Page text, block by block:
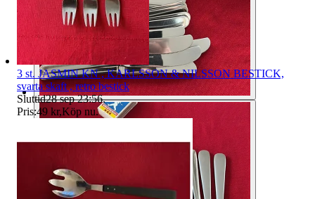
3 st. JASMIN KN , KARLSSON & NILSSON BESTICK,
svarta skaft , retro bestick
Sluttid28 sep 23:56.
Pris:49 kr,Köp nu.